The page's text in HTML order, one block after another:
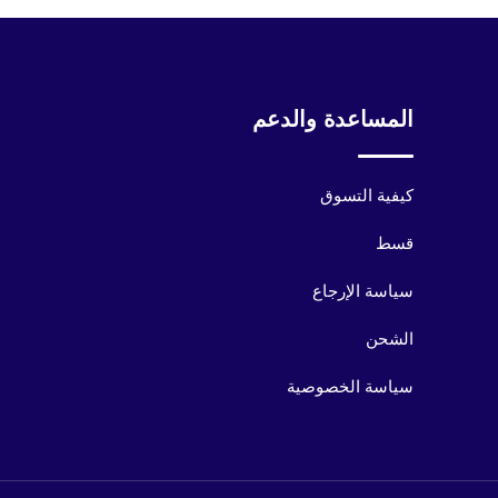
المساعدة والدعم
كيفية التسوق
قسط
سياسة الإرجاع
الشحن
سياسة الخصوصية